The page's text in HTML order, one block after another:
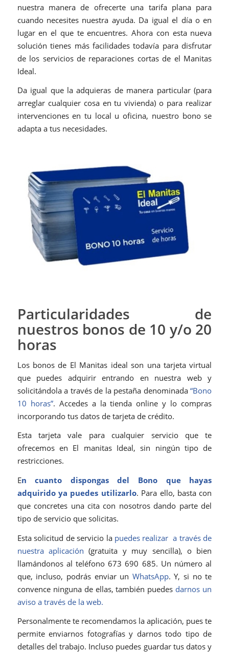
nuestra manera de ofrecerte una tarifa plana para
cuando necesites nuestra ayuda. Da igual el día o en
lugar en el que te encuentres. Ahora con esta nueva
solución tienes más facilidades todavía para disfrutar
de los servicios de reparaciones cortas de el Manitas
Ideal.
Da igual que la adquieras de manera particular (para
arreglar cualquier cosa en tu vivienda) o para realizar
intervenciones en tu local u oficina, nuestro bono se
adapta a tus necesidades.
Particularidades de
nuestros bonos de 10 y/o 20
horas
Los bonos de El Manitas ideal son una tarjeta virtual
que puedes adquirir entrando en nuestra web y
solicitándola a través de la pestaña denominada“Bono
10 horas”. Accedes a la tienda online y lo compras
incorporando tus datos de tarjeta de crédito.
Esta tarjeta vale para cualquier servicio que te
ofrecemos en El manitas Ideal, sin ningún tipo de
restricciones.
En cuanto dispongas del Bono que hayas
adquirido ya puedes utilizarlo. Para ello, basta con
que concretes una cita con nosotros dando parte del
tipo de servicio que solicitas.
Esta solicitud de servicio la puedes realizar a través de
nuestra aplicación (gratuita y muy sencilla), o bien
llamándonos al teléfono 673 690 685. Un número al
que, incluso, podrás enviar un WhatsApp. Y, si no te
convence ninguna de ellas, también puedes darnos un
aviso a través de la web.
Personalmente te recomendamos la aplicación, pues te
permite enviarnos fotografías y darnos todo tipo de
detalles del trabajo. Incluso puedes guardar tus datos y